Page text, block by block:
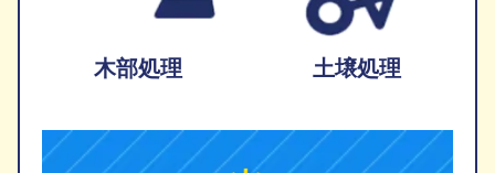
木部処理 土壌処理